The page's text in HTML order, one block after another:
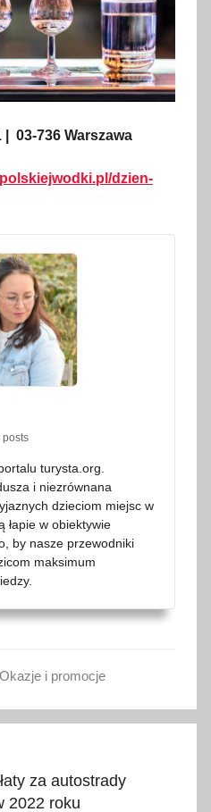
| 03-736 Warszawa
dzien-
posts
turysta.org.
i niezrównana
dzieciom miejsc w
łapie w obiektywie
by nasze przewodniki
maksimum
Okazje i promocje
za autostrady
2022 roku